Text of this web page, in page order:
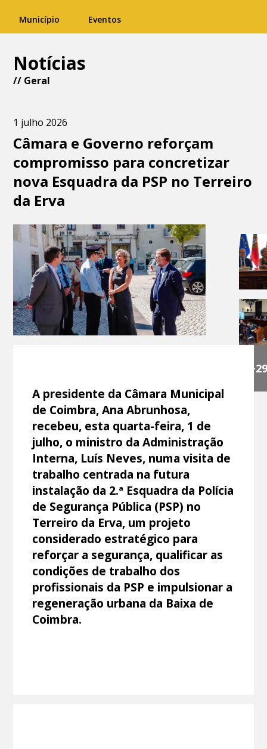
Município Eventos
Notícias
// Geral
1 julho 2026
Câmara e Governo reforçam
compromisso para concretizar
nova Esquadra da PSP no Terreiro
da Erva
+29
A presidente da Câmara Municipal
de Coimbra, Ana Abrunhosa,
recebeu, esta quarta-feira, 1 de
julho, o ministro da Administração
Interna, Luís Neves, numa visita de
trabalho centrada na futura
instalação da 2.ª Esquadra da Polícia
de Segurança Pública (PSP) no
Terreiro da Erva, um projeto
considerado estratégico para
reforçar a segurança, qualificar as
condições de trabalho dos
profissionais da PSP e impulsionar a
regeneração urbana da Baixa de
Coimbra.